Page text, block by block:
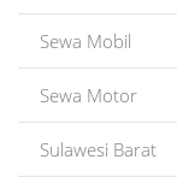
Sewa Mobil
Sewa Motor
Sulawesi Barat